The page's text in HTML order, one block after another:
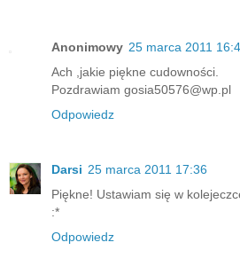
Anonimowy 25 marca 2011
Ach ,jakie piękne cudowności.
Pozdrawiam gosia50576@wp.pl
Odpowiedz
Darsi 25 marca 2011 17:36
Piękne! Ustawiam się w
:*
Odpowiedz